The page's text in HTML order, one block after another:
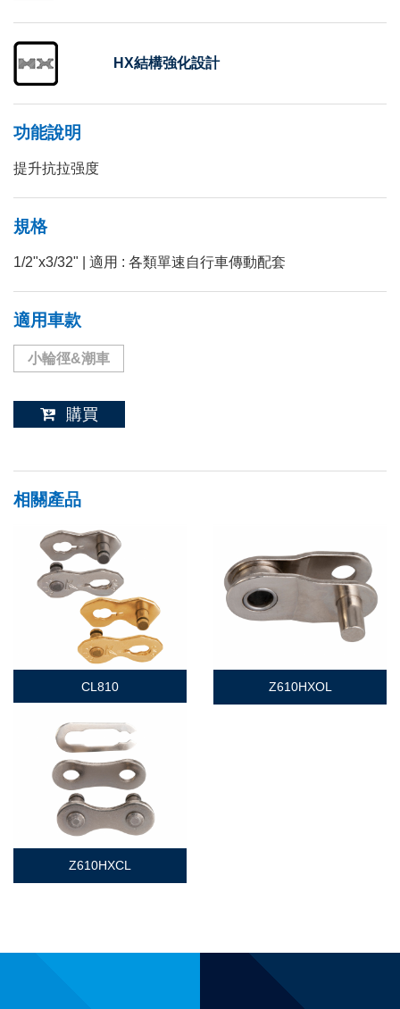
HX結構強化設計
功能說明
提升抗拉强度
規格
1/2"x3/32" | 適用 : 各類單速自行車傳動配套
適用車款
小輪徑&潮車
購買
相關產品
CL810 Z610HXOL
Z610HXCL